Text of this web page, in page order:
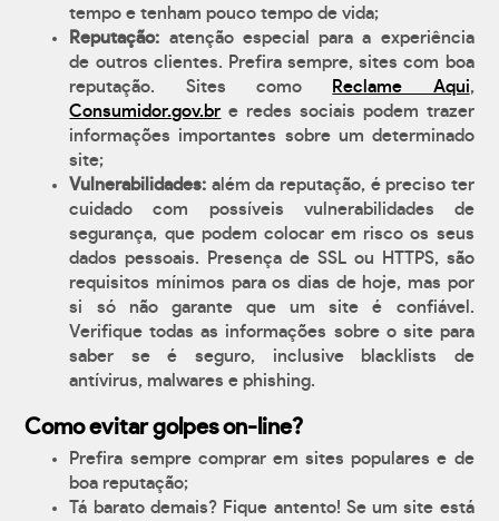
tempo e tenham pouco tempo de vida;
Reputação: atenção especial para a experiência
de outros clientes. Prefira sempre, sites com boa
reputação. Sites como
Reclame Aqui,
Consumidor.gov.br e redes sociais podem trazer
informações importantes sobre um determinado
site;
Vulnerabilidades: além da reputação, é preciso ter
cuidado com possíveis vulnerabilidades de
segurança, que podem colocar em risco os seus
dados pessoais. Presença de SSL ou HTTPS, são
requisitos mínimos para os dias de hoje, mas por
si só não garante que um site é confiável.
Verifique todas as informações sobre o site para
saber se é seguro, inclusive blacklists de
antívirus, malwares e phishing.
Como evitar golpes on-line?
Prefira sempre comprar em sites populares e de
boa reputação;
Tá barato demais? Fique antento! Se um site está